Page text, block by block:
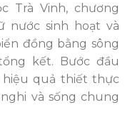
Trà Vinh, chương
nước sinh hoạt và
đồng bằng sông
kết. Bước đầu
quả thiết thực
và sống chung